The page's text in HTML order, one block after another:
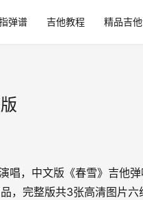
弹谱 吉他教程 精品吉
唱，中文版《春雪》吉他
，完整版共3张高清图片六